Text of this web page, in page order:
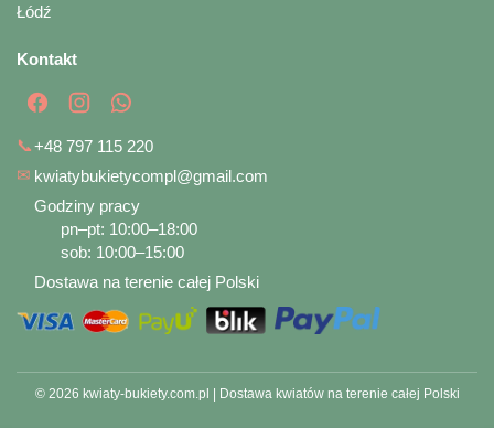
Łódź
Kontakt
📞+48 797 115 220
✉ kwiatybukietycompl@gmail.com
Godziny pracy
pn–pt: 10:00–18:00
sob: 10:00–15:00
Dostawa na terenie całej Polski
© 2026 kwiaty-bukiety.com.pl | Dostawa kwiatów na terenie całej Polski